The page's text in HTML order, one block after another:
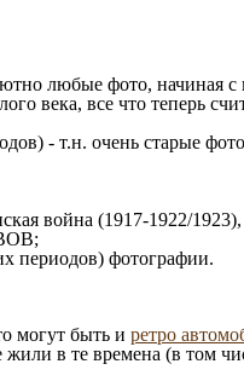
любые фото, начиная c
века, все что теперь
- т.н. очень старые
война (1917-1922/
периодов) фотографии.
могут быть и ретро
в те времена (в том